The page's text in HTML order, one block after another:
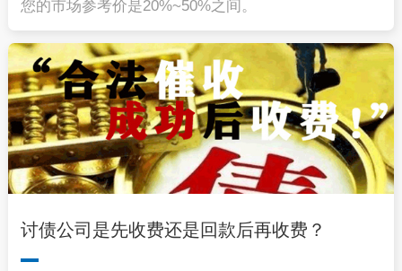
您的市场参考价是20%~50%之间。
讨债公司是先收费还是回款后再收费？